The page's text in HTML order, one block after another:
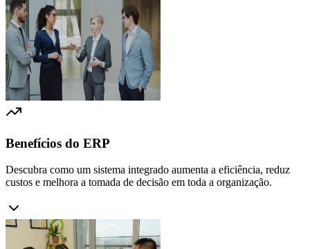
Benefícios do ERP
Descubra como um sistema integrado aumenta a eficiência, reduz
custos e melhora a tomada de decisão em toda a organização.